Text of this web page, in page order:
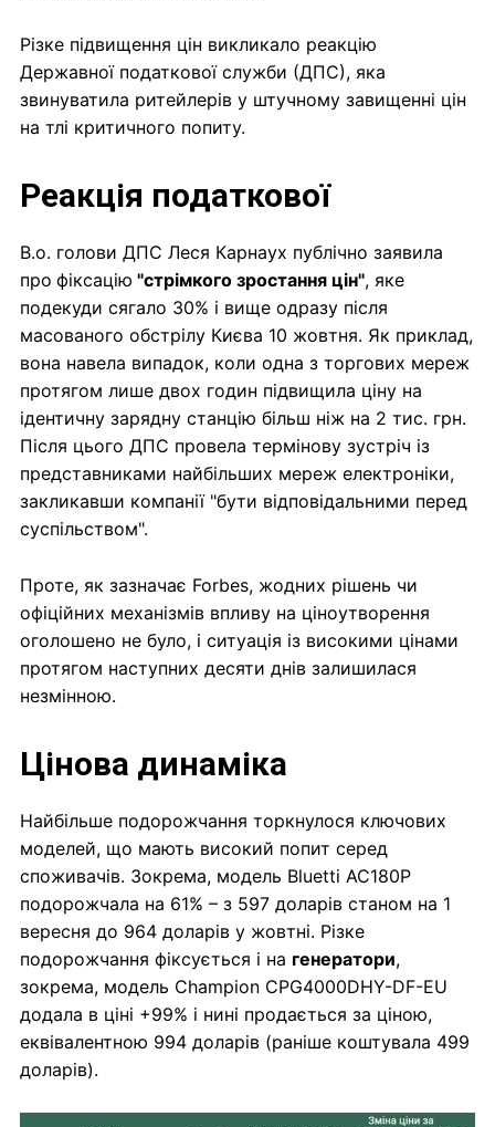
Різке підвищення цін викликало реакцію
Державної податкової служби (ДПС), яка
звинуватила ритейлерів у штучному завищенні цін
на тлі критичного попиту.
Реакція податкової
В.о. голови ДПС Леся Карнаух публічно заявила
про фіксацію "стрімкого зростання цін", яке
подекуди сягало 30% і вище одразу після
масованого обстрілу Києва 10 жовтня. Як приклад,
вона навела випадок, коли одна з торгових мереж
протягом лише двох годин підвищила ціну на
ідентичну зарядну станцію більш ніж на 2 тис. грн.
Після цього ДПС провела термінову зустріч із
представниками найбільших мереж електроніки,
закликавши компанії "бути відповідальними перед
суспільством".
Проте, як зазначає Forbes, жодних рішень чи
офіційних механізмів впливу на ціноутворення
оголошено не було, і ситуація із високими цінами
протягом наступних десяти днів залишилася
незмінною.
Цінова динаміка
Найбільше подорожчання торкнулося ключових
моделей, що мають високий попит серед
споживачів. Зокрема, модель Bluetti AC180P
подорожчала на 61% – з 597 доларів станом на 1
вересня до 964 доларів у жовтні. Різке
подорожчання фіксується і на генератори,
зокрема, модель Champion CPG4000DHY-DF-EU
додала в ціні +99% і нині продається за ціною,
еквівалентною 994 доларів (раніше коштувала 499
доларів).